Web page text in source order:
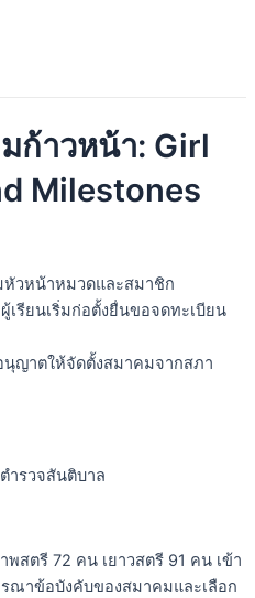
ก้าวหน้า: Girl
Milestones
หัวหน้าหมวดและสมาชิก
รียนเริ่มก่อตั้งยื่นขอจดทะเบียน
ญาตให้จัดตั้งสมาคมจากสภา
ำรวจสันติบาล
สตรี 72 คน เยาวสตรี 91 คน เข้า
ณาข้อบังคับของสมาคมและเลือก